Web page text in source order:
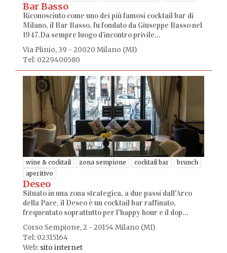
Bar Basso
Riconosciuto come uno dei più famosi cocktail bar di
Milano, il Bar Basso, fu fondato da Giuseppe Basso nel
1947.Da sempre luogo d’incontro privile...
Via Plinio, 39 - 20020 Milano (MI)
Tel: 0229400580
wine & cocktail zona sempione cocktail bar
brunch
aperitivo
Deseo
Situato in una zona strategica, a due passi dall'Arco
della Pace, il Deseo è un cocktail bar raffinato,
frequentato soprattutto per l'happy hour e il dop...
Corso Sempione, 2 - 20154 Milano (MI)
Tel: 02315164
Web: sito internet